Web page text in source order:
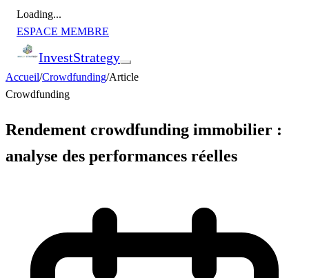
Loading...
ESPACE MEMBRE
InvestStrategy
Accueil/Crowdfunding/Article
Crowdfunding
Rendement crowdfunding immobilier :
analyse des performances réelles